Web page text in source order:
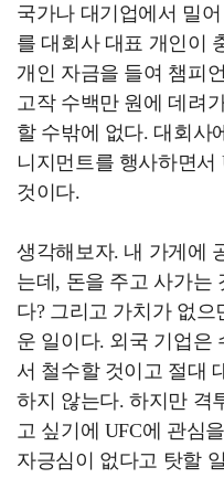
국가나 대기업에서 밀
를 대회사 대표 개인이
개인 자금을 들여 챔피
고작 수백만 원에 데려
할 수밖에 없다. 대회사
니지먼트를 행사하면서
것이다.
생각해보자. 내 가게에
는데, 돈을 주고 사가는
다? 그리고 가치가 없으
운 일이다. 외국 기업은
서 철수할 것이고 절대
하지 않는다. 하지만 격
고 싶기에 UFC에 관심
자긍심이 없다고 탓할